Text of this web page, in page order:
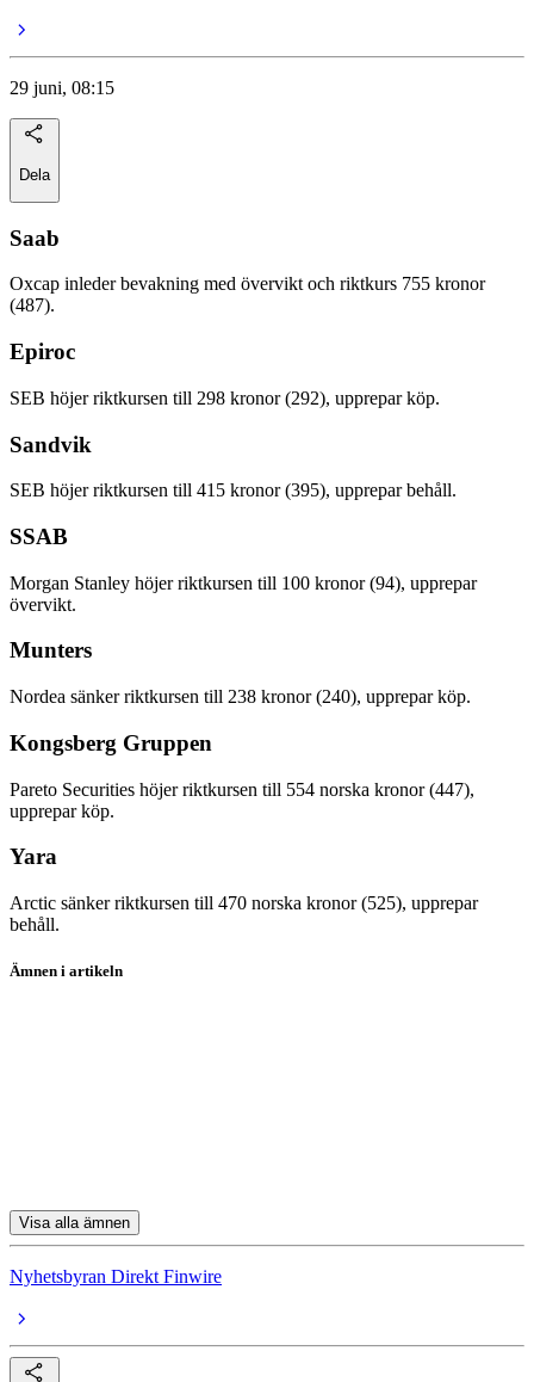
29 juni, 08:15
Dela
Saab
Oxcap inleder bevakning med övervikt och riktkurs 755 kronor
(487).
Epiroc
SEB höjer riktkursen till 298 kronor (292), upprepar köp.
Sandvik
SEB höjer riktkursen till 415 kronor (395), upprepar behåll.
SSAB
Morgan Stanley höjer riktkursen till 100 kronor (94), upprepar
övervikt.
Munters
Nordea sänker riktkursen till 238 kronor (240), upprepar köp.
Kongsberg Gruppen
Pareto Securities höjer riktkursen till 554 norska kronor (447),
upprepar köp.
Yara
Arctic sänker riktkursen till 470 norska kronor (525), upprepar
behåll.
Ämnen i artikeln
Visa alla ämnen
Nyhetsbyran Direkt Finwire